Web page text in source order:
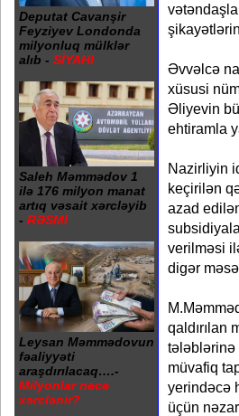
Deputat Cavanşir
Feyziyev Londonda
milyonluq mülklər
alıb - SİYAHI
Saleh Məmmədov 1
ilə 176 milyon manat
artıq vəsait xərcləyib
- RƏSMİ
Leysan Məmmədovun
fəaliyyəti
araşdırılacaq….-
Milyonlar necə
xərclənir?
Əvvəlcə
xüsusi
Əliyevin
ehtiramla
Nazirliyin
keçirilən
azad
verilməsi
digər
qaldırılan
tələblərinə
müvafiq
yerindəcə
üçün